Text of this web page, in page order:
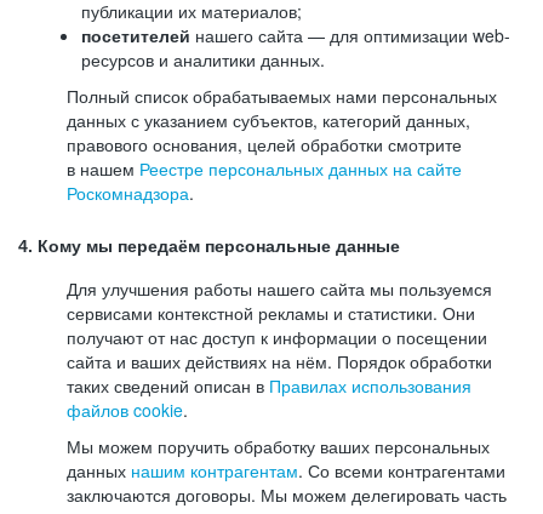
публикации их материалов;
посетителей нашего сайта — для оптимизации web-
ресурсов и аналитики данных.
Полный список обрабатываемых нами персональных
данных с указанием субъектов, категорий данных,
правового основания, целей обработки смотрите
в нашем Реестре персональных данных на сайте
Роскомнадзора.
4. Кому мы передаём персональные данные
Для улучшения работы нашего сайта мы пользуемся
сервисами контекстной рекламы и статистики. Они
получают от нас доступ к информации о посещении
сайта и ваших действиях на нём. Порядок обработки
таких сведений описан в Правилах использования
файлов cookie.
Мы можем поручить обработку ваших персональных
данных нашим контрагентам. Со всеми контрагентами
заключаются договоры. Мы можем делегировать часть